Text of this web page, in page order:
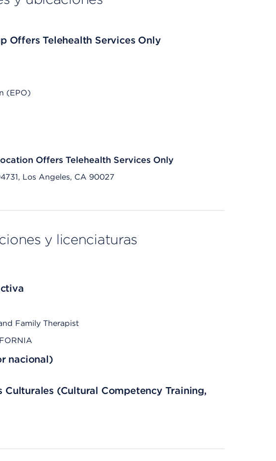
Offers Telehealth Services Only
(EPO)
Offers Telehealth Services Only
Los Angeles, CA 90027
y licenciaturas
Family Therapist
nacional)
Culturales (Cultural Competency Training,